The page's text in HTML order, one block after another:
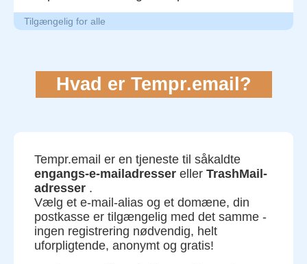
Tilgængelig for alle
Hvad er Tempr.email?
Tempr.email er en tjeneste til såkaldte
engangs-e-mailadresser eller TrashMail-
adresser .
Vælg et e-mail-alias og et domæne, din
postkasse er tilgængelig med det samme -
ingen registrering nødvendig, helt
uforpligtende, anonymt og gratis!